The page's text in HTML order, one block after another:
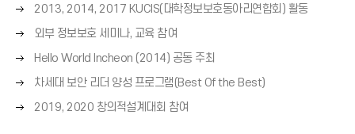
살
표
→
)
화
살
표
→
)
오
른
쪽
화
살
표
(
2013, 2014, 2017 KUCIS(대학정보보호동아리연합회) 활동
오
쪽
화
살
외부 정보보호 세미나, 교육 참여
오
른
쪽
화
Hello World Incheon (2014) 공동 주최
오
쪽
차세대 보안 리더 양성 프로그램(Best Of the Best)
오
2019, 2020 창의적설계대회 참여